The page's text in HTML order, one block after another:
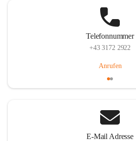
Telefonnummer
+43 3172 2922
Anrufen
E-Mail Adresse